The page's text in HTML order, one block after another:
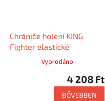
Chrániče holení KING
Fighter elastické
Vyprodáno
4 208 Ft
BŐVEBBEN